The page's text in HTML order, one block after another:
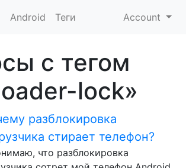
Android Теги Account
с тегом
lock»
разблокировка
стирает телефон?
что разблокировка